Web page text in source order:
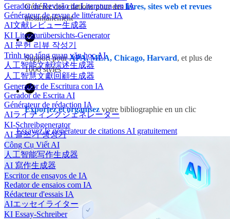
Gerador de Revisão de Literatura em IA
Générateur de revue de littérature IA
AI文献レビュー生成器
KI Literaturübersichts-Generator
AI 문헌 리뷰 작성기
Trình tạo tổng quan văn học AI
人工智能文献综述生成器
人工智慧文獻回顧生成器
Generador de Escritura con IA
Gerador de Escrita AI
Générateur de rédaction IA
AIライティングジェネレーター
KI-Schreibgenerator
AI 글쓰기 생성기
Công Cụ Viết AI
人工智能写作生成器
AI 寫作生成器
Escritor de ensayos de IA
Redator de ensaios com IA
Rédacteur d'essais IA
AIエッセイライター
KI Essay-Schreiber
Générez des citations pour deslivres, sites web et revues
instantanément
Support pourAPA, MLA, Chicago, Harvard, et plus de
1000 styles
Exportez et organisez votre bibliographie en un clic
Essayez le générateur de citations AI gratuitement